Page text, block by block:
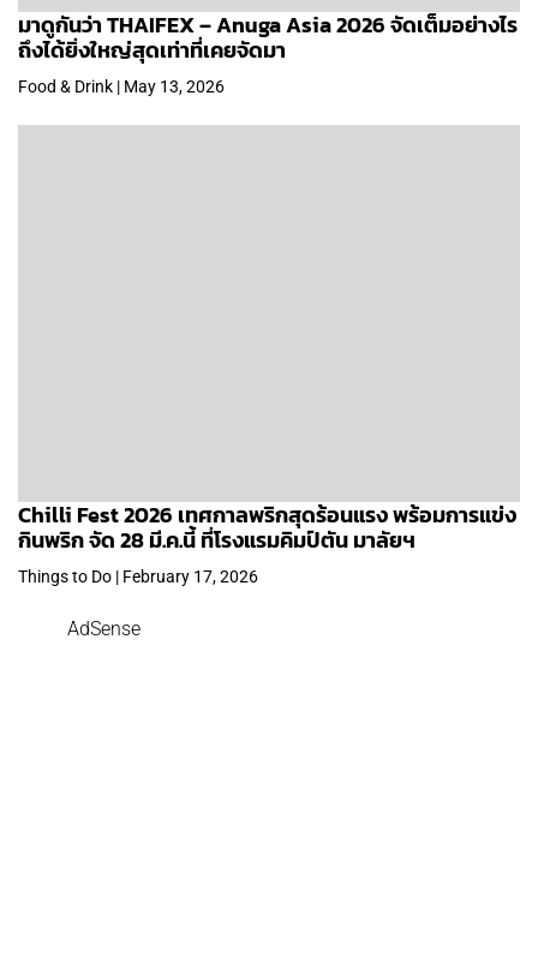
มาดูกันว่า THAIFEX – Anuga Asia 2026 จัดเต็มอย่างไร
ถึงได้ยิ่งใหญ่สุดเท่าที่เคยจัดมา
Food & Drink | May 13, 2026
Chilli Fest 2026 เทศกาลพริกสุดร้อนแรง พร้อมการแข่ง
กินพริก จัด 28 มี.ค.นี้ ที่โรงแรมคิมป์ตัน มาลัยฯ
Things to Do | February 17, 2026
AdSense